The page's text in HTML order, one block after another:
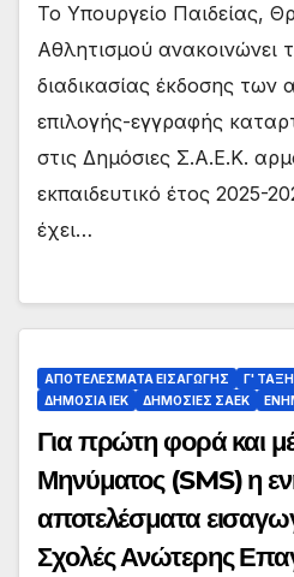
Το Υπουργείο Παιδείας,
Αθλητισμού ανακοινώνει
διαδικασίας έκδοσης των
επιλογής-εγγραφής
στις Δημόσιες Σ.Α.Ε.Κ.
εκπαιδευτικό έτος 2025-
έχει…
ΑΠΟΤΕΛΕΣΜΑΤΑ ΕΙΣΑΓΩΓΗΣ Γ' ΤΑΞΗ
ΔΗΜΟΣΙΑ ΙΕΚ
ΔΗΜΟΣΙΕΣ ΣΑΕΚ
Για πρώτη φορά και
Μηνύματος (SMS) η
αποτελέσματα
Σχολές Ανώτερης